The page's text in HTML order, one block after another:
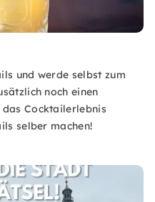
und werde selbst zum
noch einen
Cocktailerlebnis
selber machen!